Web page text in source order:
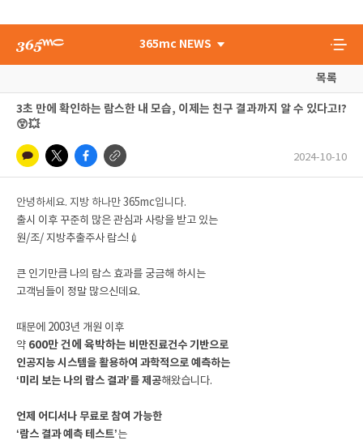
365mc NEWS
목록
3초 만에 확인하는 람스한 내 모습, 이제는 친구 결과까지 알 수 있다고!?
😲💥
2024-10-10
안녕하세요. 지방 하나만 365mc입니다.
출시 이후 꾸준히 많은 관심과 사랑을 받고 있는
원/조/ 지방추출주사 람스!💉
큰 인기만큼 나의 람스 효과를 궁금해 하시는
고객님들이 정말 많으신데요.
때문에 2003년 개원 이후
약 600만 건에 육박하는 비만진료건수 기반으로
인공지능 시스템을 활용하여 과학적으로 예측하는
‘미리 보는 나의 람스 결과’를 제공해왔습니다.
언제 어디서나 무료로 참여 가능한
‘람스 결과 예측 테스트’는